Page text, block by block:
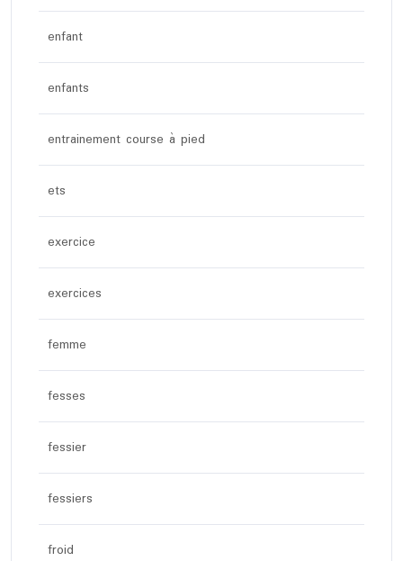
enfant
enfants
entrainement course à pied
ets
exercice
exercices
femme
fesses
fessier
fessiers
froid